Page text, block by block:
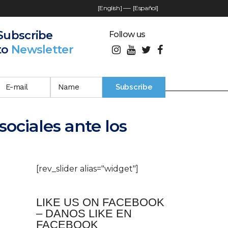
[English] —- [Español]
Newsletter
Follow us
ante los
[rev_slider alias="widget"]
LIKE US ON FACEBOOK
– DANOS LIKE EN
FACEBOOK